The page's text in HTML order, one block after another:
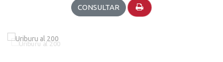
CONSULTAR